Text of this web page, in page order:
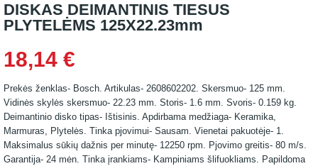
DISKAS DEIMANTINIS TIESUS
PLYTELĖMS 125X22.23mm
18,14 €
Prekės ženklas- Bosch. Artikulas- 2608602202. Skersmuo- 125 mm.
Vidinės skylės skersmuo- 22.23 mm. Storis- 1.6 mm. Svoris- 0.159 kg.
Deimantinio disko tipas- Ištisinis. Apdirbama medžiaga- Keramika,
Marmuras, Plytelės. Tinka pjovimui- Sausam. Vienetai pakuotėje- 1.
Maksimalus sūkių dažnis per minutę- 12250 rpm. Pjovimo greitis- 80 m/s.
Garantija- 24 mėn. Tinka įrankiams- Kampiniams šlifuokliams. Papildoma